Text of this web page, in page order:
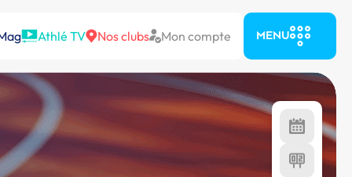
Athlé TV Nos clubs Mon compte MENU